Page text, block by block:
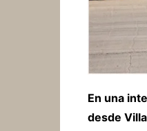
En una
desde